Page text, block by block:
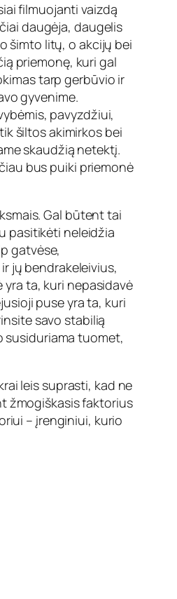
filmuojanti vaizdą
daugėja, daugelis
šimto litų, o akcijų bei
priemonę, kuri gal
tarp gerbūvio ir
gyvenime.
pavyzdžiui,
šiltos akimirkos bei
skaudžią netektį.
bus puiki priemonė
Gal būtent tai
pasitikėti neleidžia
gatvėse,
jų bendrakeleivius,
ta, kuri nepasidavė
puse yra ta, kuri
savo stabilią
susiduriama tuomet,
leis suprasti, kad ne
žmogiškasis faktorius
– įrenginiui, kurio